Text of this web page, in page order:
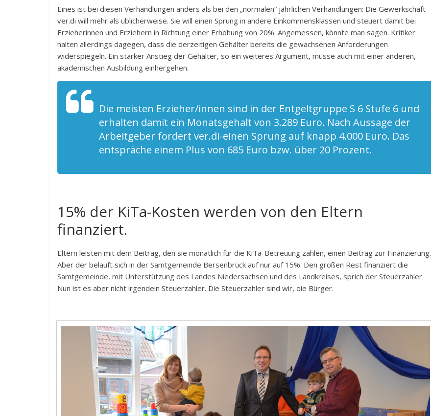
Eines ist bei diesen Verhandlungen anders als bei den „normalen“ jährlichen Verhandlungen: Die Gewerkschaft
ver.di will mehr als üblicherweise. Sie will einen Sprung in andere Einkommensklassen und steuert damit bei
Erzieherinnen und Erziehern in Richtung einer Erhöhung von 20%. Angemessen, könnte man sagen. Kritiker
halten allerdings dagegen, dass die derzeitigen Gehälter bereits die gewachsenen Anforderungen
widerspiegeln. Ein starker Anstieg der Gehälter, so ein weiteres Argument, müsse auch mit einer anderen,
akademischen Ausbildung einhergehen.
Die meisten Erzieher/innen sind in der Entgeltgruppe S 6 Stufe 6 und
erhalten damit ein Monatsgehalt von 3.289 Euro. Nach Aussage der
Arbeitgeber fordert ver.di-einen Sprung auf knapp 4.000 Euro. Das
entspräche einem Plus von 685 Euro bzw. über 20 Prozent.
15% der KiTa-Kosten werden von den Eltern
finanziert.
Eltern leisten mit dem Beitrag, den sie monatlich für die KiTa-Betreuung zahlen, einen Beitrag zur Finanzierung.
Aber der beläuft sich in der Samtgemeinde Bersenbrück auf nur auf 15%. Den großen Rest finanziert die
Samtgemeinde, mit Unterstützung des Landes Niedersachsen und des Landkreises, sprich der Steuerzahler.
Nun ist es aber nicht irgendein Steuerzahler. Die Steuerzahler sind wir, die Bürger.